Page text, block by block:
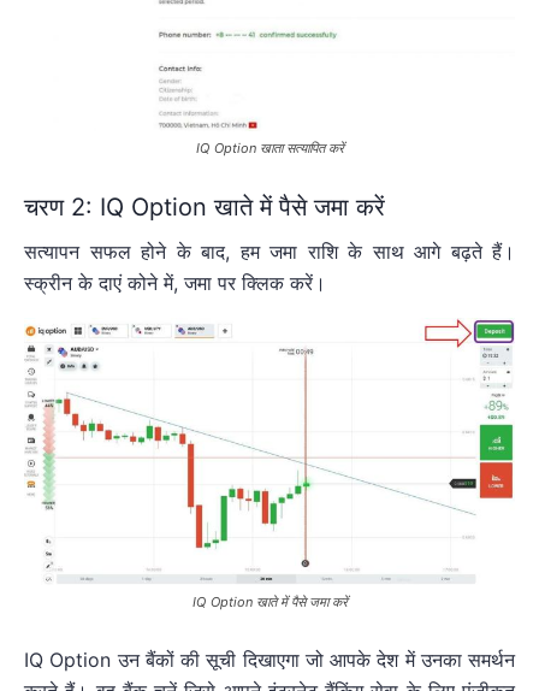
IQ Option खाता सत्यापित करें
चरण 2: IQ Option खाते में पैसे जमा करें
सत्यापन सफल होने के बाद, हम जमा राशि के साथ आगे बढ़ते हैं।
स्क्रीन के दाएं कोने में, जमा पर क्लिक करें।
IQ Option खाते में पैसे जमा करें
IQ Option उन बैंकों की सूची दिखाएगा जो आपके देश में उनका समर्थन